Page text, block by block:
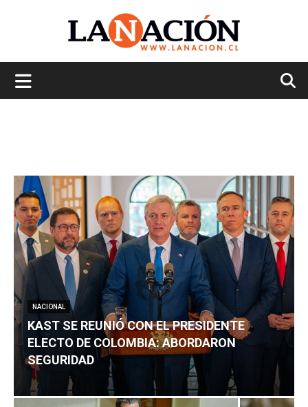
NACIONAL
KAST SE REUNIÓ CON EL PRESIDENTE
ELECTO DE COLOMBIA: ABORDARON
SEGURIDAD